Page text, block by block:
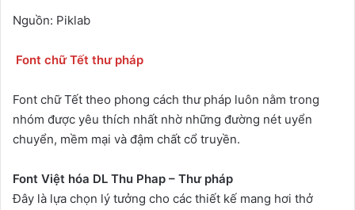
Nguồn: Piklab
Font chữ Tết thư pháp
Font chữ Tết theo phong cách thư pháp luôn nằm trong
nhóm được yêu thích nhất nhờ những đường nét uyển
chuyển, mềm mại và đậm chất cổ truyền.
Font Việt hóa DL Thu Phap – Thư pháp
Đây là lựa chọn lý tưởng cho các thiết kế mang hơi thở